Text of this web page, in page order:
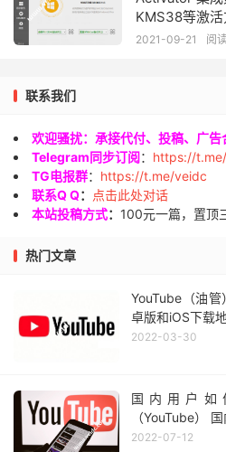
KMS38等激
2021-09-21 阅
联系我们
欢迎骚扰：承接代付、投稿、广告
Telegram同步订阅： https://
TG电报群： https://t.me/veidc
联系Q Q：
点击此处对话
本站投稿方式： 100元一篇，置顶
热门文章
YouTube（油
卓版和iOS下载
2022-03-30
国内用户如
（YouTube）
2022-07-12